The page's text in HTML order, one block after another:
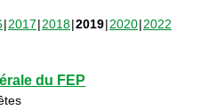
2017 2018 2019 2020 2022
du FEP